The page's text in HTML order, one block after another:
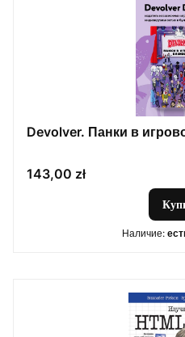
Devolver. Панки в
Цена
143,00 zł
Наличие: